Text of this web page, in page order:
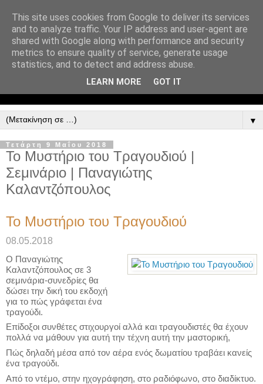
▼
Τετάρτη 9 Μαΐου 2018
Το Μυστήριο του Τραγουδιού |
Σεμινάριο | Παναγιώτης
Καλαντζόπουλος
To Mυστήριο του Τραγουδιού
08.05.2018
Ο Παναγιώτης
Καλαντζόπουλος σε 3
σεμινάρια-συνεδρίες θα
δώσει την δική του εκδοχή
για το πώς γράφεται ένα
τραγούδι.
Eπίδοξοι συνθέτες στιχουργοί αλλά και τραγουδιστές θα έχουν
πολλά να μάθουν για αυτή την τέχνη αυτή την μαστορική,
Πώς δηλαδή μέσα από τον αέρα ενός δωματίου τραβάει κανείς
ένα τραγούδι.
Από το ντέμο, στην ηχογράφηση, στο ραδιόφωνο, στο διαδίκτυο.
This site uses cookies from Google to deliver its services
and to analyze traffic. Your IP address and user-agent are
shared with Google along with performance and security
metrics to ensure quality of service, generate usage
statistics, and to detect and address abuse.
LEARN MORE GOT IT